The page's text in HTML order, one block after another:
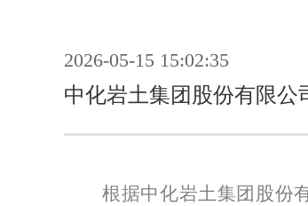
2026-05-15 15:02:35
中化岩土集团股份有限公
根据中化岩土集团股份